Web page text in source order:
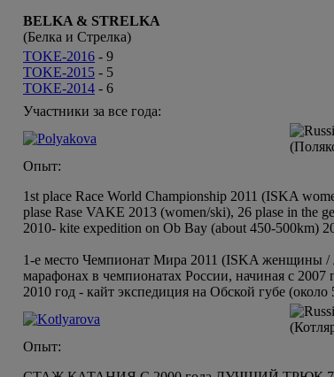
BELKA & STRELKA
(Белка и Стрелка)
TOKE-2016 - 9
TOKE-2015 - 5
TOKE-2014 - 6
Участники за все года:
Опыт:
1st place Race World Championship 2011 (ISKA
plase Rase VAKE 2013 (women/ski), 26 plase in the
2010- kite expedition on Ob Bay (about 450-500km)
1-е место Чемпионат Мира 2011 (ISKA женщины /
марафонах в чемпионатах России, начиная с
2010 год - кайт экспедиция на Обской губе
Опыт: